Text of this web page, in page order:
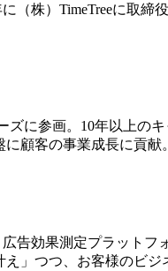
（株）TimeTreeに取
に参画。10年以上の
顧客の事業成長に貢
告効果測定プラット
」つつ、お客様のビ